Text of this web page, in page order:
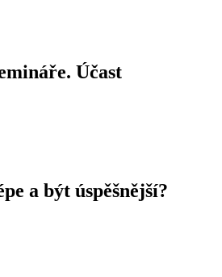
Účast
a být úspěšnější?